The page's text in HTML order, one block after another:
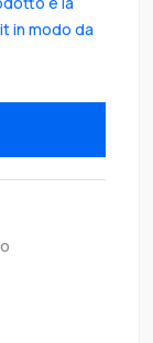
in modo da